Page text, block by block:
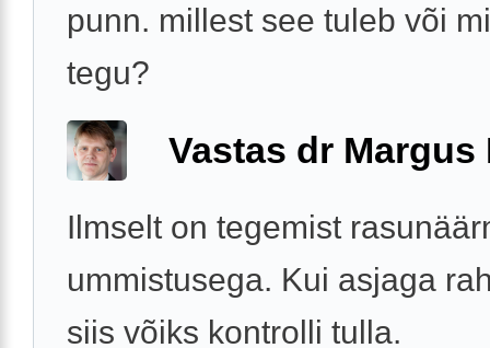
punn. millest see tuleb või
tegu?
Vastas dr Margus
Ilmselt on tegemist
ummistusega. Kui asjaga
siis võiks kontrolli tulla.